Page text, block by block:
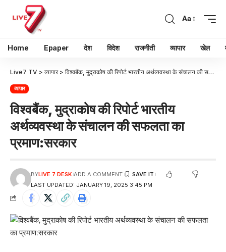
Aa
Home Epaper देश विदेश राजनीती व्यापार खेल
Live7 TV > व्यापार> विश्वबैंक, मुद्राकोष की रिपोर्ट भारतीय अर्थव्यवस्था के संचालन की सफलता का प्रमाण:सरकार
व्यापार
विश्वबैंक, मुद्राकोष की रिपोर्ट भारतीय
अर्थव्यवस्था के संचालन की सफलता का
प्रमाण:सरकार
LAST UPDATED: JANUARY 19, 2025 3:45 PM
BYLIVE 7 DESK ADD A COMMENT